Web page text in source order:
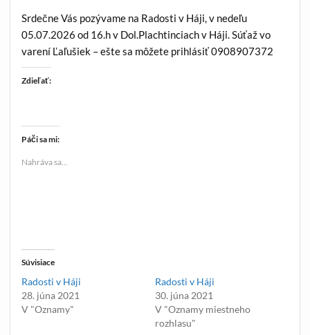
Srdečne Vás pozývame na Radosti v Háji, v nedeľu
05.07.2026 od 16.h v Dol.Plachtinciach v Háji. Súťaž vo
varení Ľaľušiek – ešte sa môžete prihlásiť 0908907372
Zdieľať:
Páči sa mi:
Nahráva sa...
Súvisiace
Radosti v Háji
28. júna 2021
V "Oznamy"
Radosti v Háji
30. júna 2021
V "Oznamy miestneho
rozhlasu"